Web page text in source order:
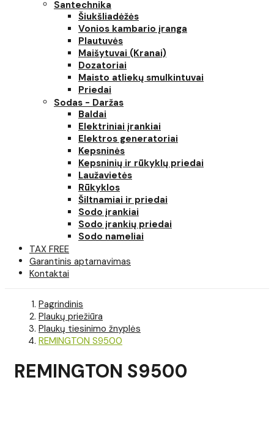
Santechnika
Šiukšliadėžės
Vonios kambario įranga
Plautuvės
Maišytuvai (Kranai)
Dozatoriai
Maisto atliekų smulkintuvai
Priedai
Sodas - Daržas
Baldai
Elektriniai įrankiai
Elektros generatoriai
Kepsninės
Kepsninių ir rūkyklų priedai
Laužavietės
Rūkyklos
Šiltnamiai ir priedai
Sodo įrankiai
Sodo įrankių priedai
Sodo nameliai
TAX FREE
Garantinis aptarnavimas
Kontaktai
Pagrindinis
Plaukų priežiūra
Plaukų tiesinimo žnyplės
REMINGTON S9500
REMINGTON S9500